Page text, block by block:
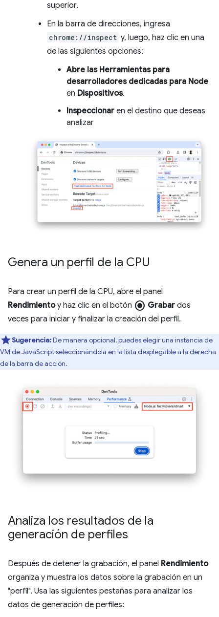
superior.
En la barra de direcciones, ingresa
chrome://inspect y, luego, haz clic en una
de las siguientes opciones:
Abre las Herramientas para
desarrolladores dedicadas para Node
en Dispositivos.
Inspeccionar en el destino que deseas
analizar
Genera un perfil de la CPU
Para crear un perfil de la CPU, abre el panel
Rendimientoy haz clic en el botón radio_button_checked Grabar dos
veces para iniciar y finalizar la creación del perfil.
Sugerencia:De manera opcional, puedes elegir una instancia de
VM de JavaScript seleccionándola en la lista desplegable a la derecha
de la barra de acción.
Analiza los resultados de la
generación de perfiles
Después de detener la grabación, el panel Rendimiento
organiza y muestra los datos sobre la grabación en un
"perfil". Usa las siguientes pestañas para analizar los
datos de generación de perfiles: